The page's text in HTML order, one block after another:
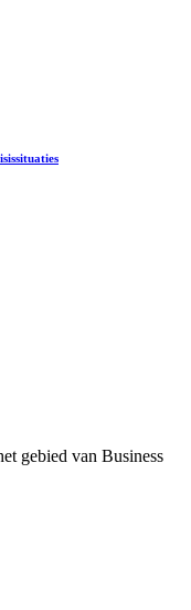
gebied van Business